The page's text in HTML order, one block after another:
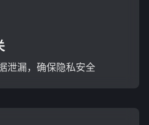
泄漏，确保隐私安全